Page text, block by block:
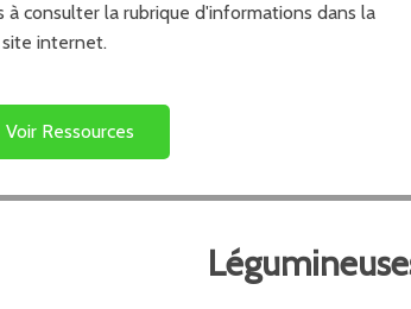
à consulter la rubrique d'informations dans la
internet.
Voir Ressources